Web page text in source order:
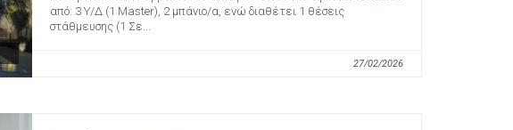
από: 3 Υ/Δ (1 Master), 2 μπάνιο/α, ενώ διαθέτει 1 θέσεις
στάθμευσης (1 Σε...
27/02/2026